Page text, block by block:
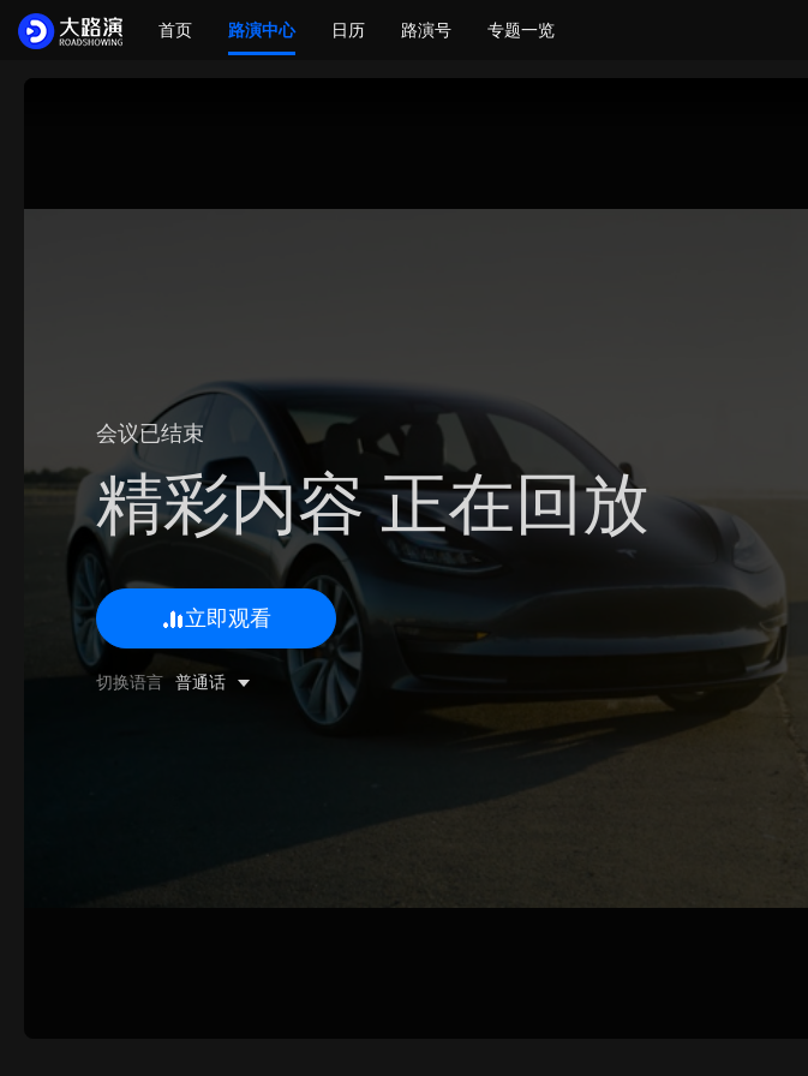
首页 路演中心 日历 路演号 专题一览
会议已结束
精彩内容 正在回放
立即观看
切换语言 普通话
0/500 字
图片上传 请上传.jpg、.png、.gif格式图片，大小不超过5MB。